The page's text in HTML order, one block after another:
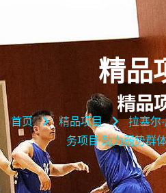
精品
首页 精品项目
拉塞尔
务项目 助力弱势群